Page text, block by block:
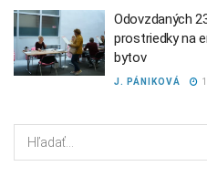
Odovzdaných
prostriedky na
bytov
J. PÁNIKOVÁ